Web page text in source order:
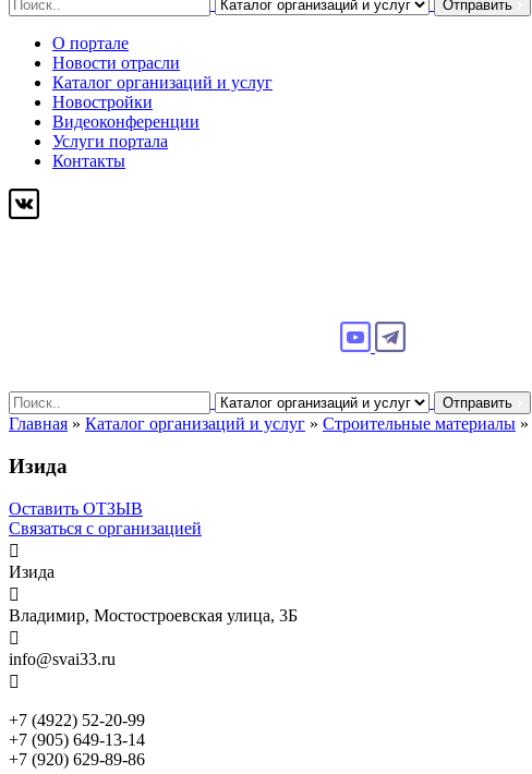
for:
Отправить
О портале
Новости отрасли
Каталог организаций и услуг
Новостройки
Видеоконференции
Услуги портала
Контакты
Search
for:
Отправить
Главная » Каталог организаций и услуг » Строительные материалы »
Изида
Оставить ОТЗЫВ
Связаться с организацией

Изида

Владимир, Мостостроевская улица, 3Б

info@svai33.ru

+7 (4922) 52-20-99
+7 (905) 649-13-14
+7 (920) 629-89-86